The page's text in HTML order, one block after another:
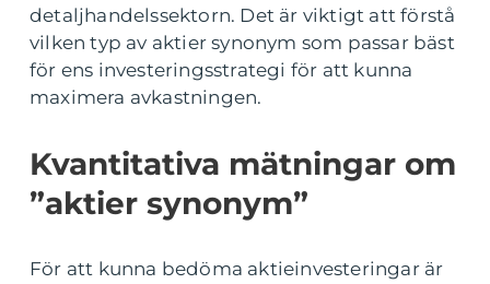
detaljhandelssektorn. Det är viktigt att förstå
vilken typ av aktier synonym som passar bäst
för ens investeringsstrategi för att kunna
maximera avkastningen.
Kvantitativa mätningar om
”aktier synonym”
För att kunna bedöma aktieinvesteringar är